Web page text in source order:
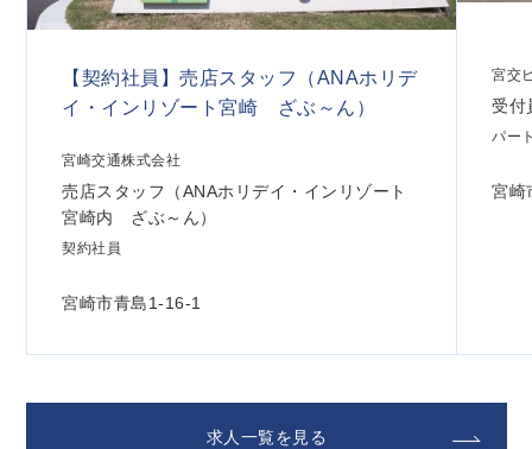
【契約社員】売店スタッフ（ANAホリデ
イ・インリゾート宮崎 ざぶ～ん）
宮崎交通株式会社
売店スタッフ（ANAホリデイ・インリゾート
宮崎内 ざぶ～ん）
契約社員
宮崎市青島1-16-1
宮交
受付
パー
宮崎
求人一覧を見る